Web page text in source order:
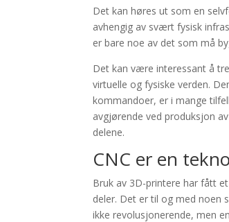
Det kan høres ut som en
avhengig av svært fysisk
er bare noe av det som må
Det kan være interessant å
virtuelle og fysiske verden.
kommandoer, er i mange
avgjørende ved produksjon
delene.
CNC er en
Bruk av 3D-printere har fått
deler. Det er til og med noen
ikke revolusjonerende, men